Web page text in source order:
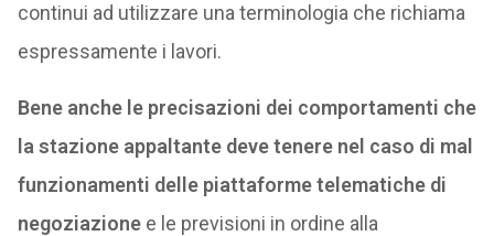
continui ad utilizzare una terminologia che richiama
espressamente i lavori.
Bene anche le precisazioni dei comportamenti che
la stazione appaltante deve tenere nel caso di mal
funzionamenti delle piattaforme telematiche di
negoziazionee le previsioni in ordine alla